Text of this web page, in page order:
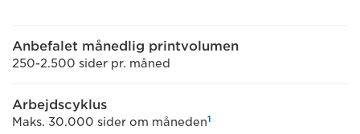
Anbefalet månedlig printvolumen
250-2.500 sider pr. måned
Arbejdscyklus
Maks. 30.000 sider om måneden1